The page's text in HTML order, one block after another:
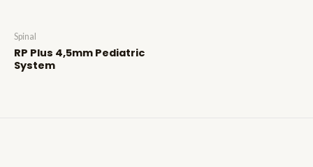
Spinal
RP Plus 4,5mm Pediatric
System